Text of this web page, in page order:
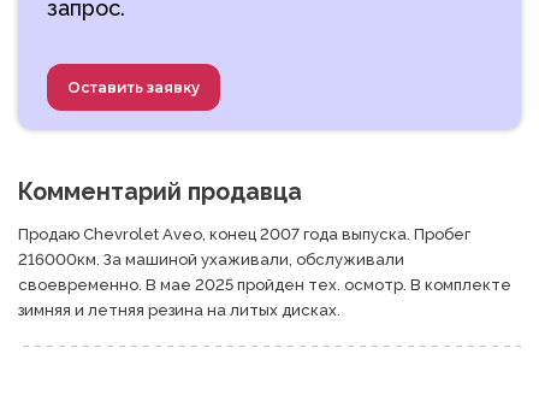
запрос.
Оставить заявку
Комментарий продавца
Продаю Chevrolet Aveo, конец 2007 года выпуска. Пробег
216000км. За машиной ухаживали, обслуживали
своевременно. В мае 2025 пройден тех. осмотр. В комплекте
зимняя и летняя резина на литых дисках.